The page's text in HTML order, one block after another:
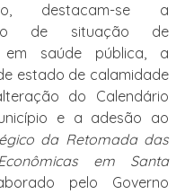
destacam-se a
de situação de
em saúde pública, a
estado de calamidade
do Calendário
da Retomada das
em Santa
pelo Governo